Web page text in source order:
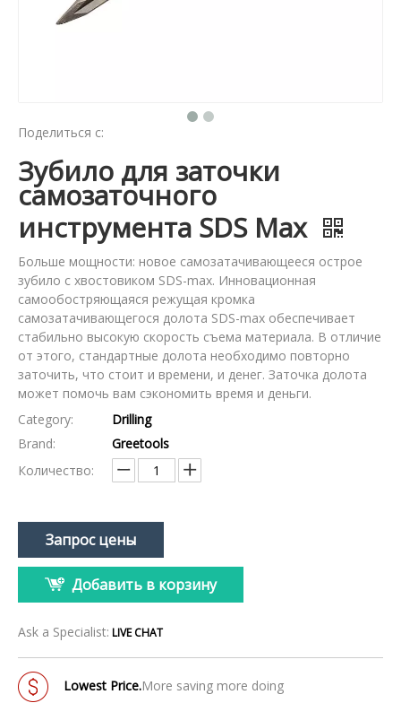
Поделиться с:
Зубило для заточки
самозаточного
инструмента SDS Max
Больше мощности: новое самозатачивающееся острое
зубило с хвостовиком SDS-max. Инновационная
самообостряющаяся режущая кромка
самозатачивающегося долота SDS-max обеспечивает
стабильно высокую скорость съема материала. В отличие
от этого, стандартные долота необходимо повторно
заточить, что стоит и времени, и денег. Заточка долота
может помочь вам сэкономить время и деньги.
Category:
Drilling
Brand:
Greetools
Количество:
Запрос цены
Добавить в корзину
Ask a Specialist: LIVE CHAT
Lowest Price.More saving more doing